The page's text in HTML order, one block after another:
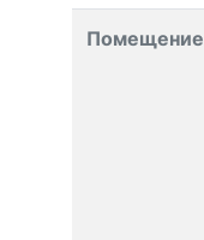
Помещение